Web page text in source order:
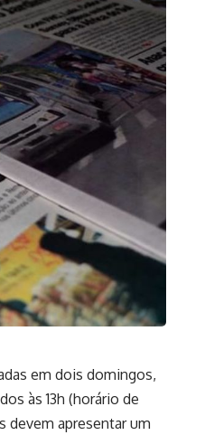
em dois domingos,
às 13h (horário de
devem apresentar um